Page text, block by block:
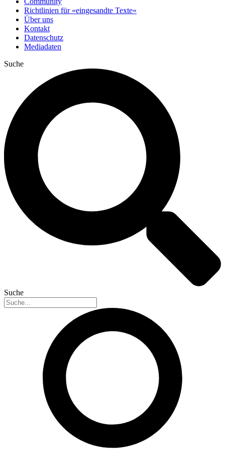
Richtlinien für «eingesandte Texte»
Über uns
Kontakt
Datenschutz
Mediadaten
Suche
Suche